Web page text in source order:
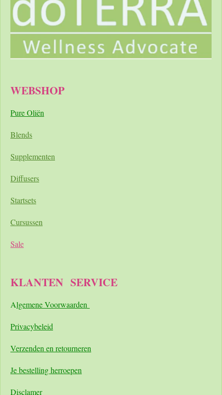
WEBSHOP
Pure Oliën
Blends
Supplementen
Diffusers
Startsets
Cursussen
Sale
KLANTEN SERVICE
Algemene Voorwaarden
Privacybeleid
Verzenden en retourneren
Je bestelling herroepen
Disclamer